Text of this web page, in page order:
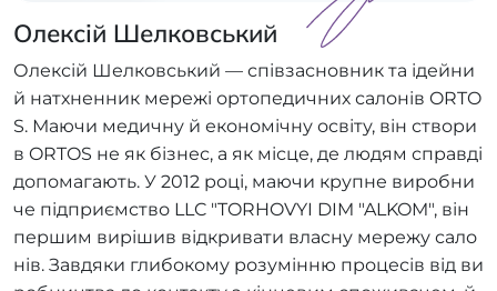
Олексій Шелковський
Олексій Шелковський — співзасновник та ідейни
й натхненник мережі ортопедичних салонів ORTO
S. Маючи медичну й економічну освіту, він створи
в ORTOS не як бізнес, а як місце, де людям справді
допомагають. У 2012 році, маючи крупне виробни
че підприємство LLC "TORHOVYI DIM "ALKOM", він
першим вирішив відкривати власну мережу сало
нів. Завдяки глибокому розумінню процесів від ви